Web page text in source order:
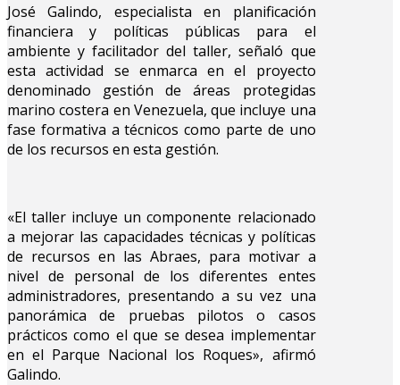
José Galindo, especialista en planificación
financiera y políticas públicas para el
ambiente y facilitador del taller, señaló que
esta actividad se enmarca en el proyecto
denominado gestión de áreas protegidas
marino costera en Venezuela, que incluye una
fase formativa a técnicos como parte de uno
de los recursos en esta gestión.
«El taller incluye un componente relacionado
a mejorar las capacidades técnicas y políticas
de recursos en las Abraes, para motivar a
nivel de personal de los diferentes entes
administradores, presentando a su vez una
panorámica de pruebas pilotos o casos
prácticos como el que se desea implementar
en el Parque Nacional los Roques», afirmó
Galindo.